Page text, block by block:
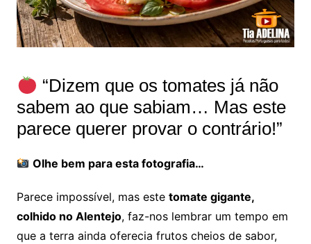
“Dizem que os tomates já não
sabem ao que sabiam… Mas este
parece querer provar o contrário!”
Olhe bem para esta fotografia…
Parece impossível, mas este tomate gigante,
colhido no Alentejo, faz-nos lembrar um tempo em
que a terra ainda oferecia frutos cheios de sabor,